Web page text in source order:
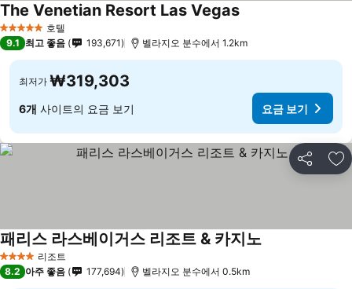
5 성급 호텔
The Venetian Resort Las Vegas요금 보기
9.1 최고 좋음 193,671 벨라지오 분수에서 1.2km
최저가 ₩319,303
6개 사이트의 요금 보기 요금 보기
공유 즐
4 성급 리조트
패리스 라스베이거스 리조트 & 카지노요금 보기
8.2 아주 좋음 177,694 벨라지오 분수에서 0.5km